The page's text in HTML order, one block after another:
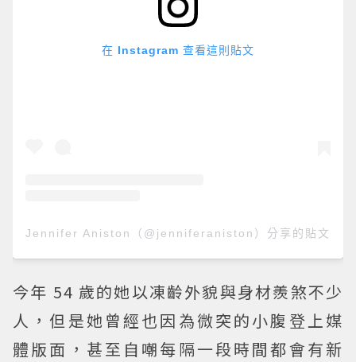
在 Instagram 查看這則貼文
Jennifer Aniston（@jenniferaniston）分享的貼文
今年 54 歲的她以凍齡外貌與身材羨煞不少
人，但是她曾經也因為微突的小腹登上媒
體版面，甚至自嘲每隔一段時間都會有新